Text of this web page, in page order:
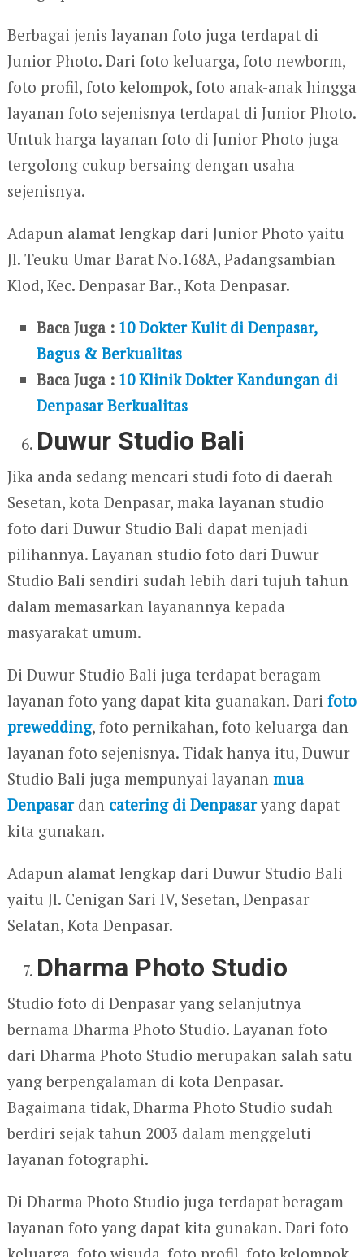
Berbagai jenis layanan foto juga terdapat di
Junior Photo. Dari foto keluarga, foto newborm,
foto profil, foto kelompok, foto anak-anak hingga
layanan foto sejenisnya terdapat di Junior Photo.
Untuk harga layanan foto di Junior Photo juga
tergolong cukup bersaing dengan usaha
sejenisnya.
Adapun alamat lengkap dari Junior Photo yaitu
Jl. Teuku Umar Barat No.168A, Padangsambian
Klod, Kec. Denpasar Bar., Kota Denpasar.
Baca Juga : 10 Dokter Kulit di Denpasar,
Bagus & Berkualitas
Baca Juga : 10 Klinik Dokter Kandungan di
Denpasar Berkualitas
Duwur Studio Bali
Jika anda sedang mencari studi foto di daerah
Sesetan, kota Denpasar, maka layanan studio
foto dari Duwur Studio Bali dapat menjadi
pilihannya. Layanan studio foto dari Duwur
Studio Bali sendiri sudah lebih dari tujuh tahun
dalam memasarkan layanannya kepada
masyarakat umum.
Di Duwur Studio Bali juga terdapat beragam
layanan foto yang dapat kita guanakan. Dari foto
prewedding, foto pernikahan, foto keluarga dan
layanan foto sejenisnya. Tidak hanya itu, Duwur
Studio Bali juga mempunyai layanan mua
Denpasardan catering di Denpasaryang dapat
kita gunakan.
Adapun alamat lengkap dari Duwur Studio Bali
yaitu Jl. Cenigan Sari IV, Sesetan, Denpasar
Selatan, Kota Denpasar.
Dharma Photo Studio
Studio foto di Denpasar yang selanjutnya
bernama Dharma Photo Studio. Layanan foto
dari Dharma Photo Studio merupakan salah satu
yang berpengalaman di kota Denpasar.
Bagaimana tidak, Dharma Photo Studio sudah
berdiri sejak tahun 2003 dalam menggeluti
layanan fotographi.
Di Dharma Photo Studio juga terdapat beragam
layanan foto yang dapat kita gunakan. Dari foto